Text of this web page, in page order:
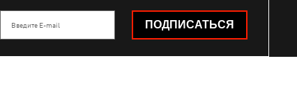
Введите E-mail ПОДПИСАТЬСЯ